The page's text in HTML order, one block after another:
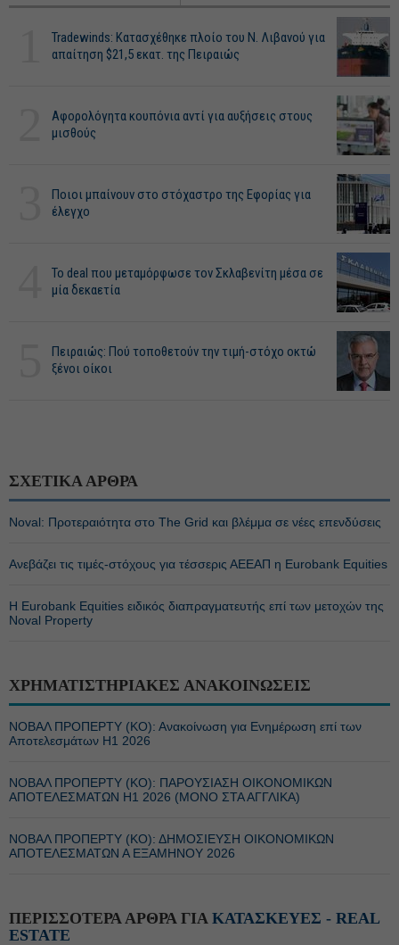
Tradewinds: Κατασχέθηκε πλοίο του Ν. Λιβανού για
απαίτηση $21,5 εκατ. της Πειραιώς
Αφορολόγητα κουπόνια αντί για αυξήσεις στους
μισθούς
Ποιοι μπαίνουν στο στόχαστρο της Εφορίας για
έλεγχο
Το deal που μεταμόρφωσε τον Σκλαβενίτη μέσα σε
μία δεκαετία
Πειραιώς: Πού τοποθετούν την τιμή-στόχο οκτώ
ξένοι οίκοι
ΣΧΕΤΙΚΑ ΑΡΘΡΑ
Noval: Προτεραιότητα στο The Grid και βλέμμα σε νέες επενδύσεις
Ανεβάζει τις τιμές-στόχους για τέσσερις ΑΕΕΑΠ η Eurobank Equities
Η Eurobank Equities ειδικός διαπραγματευτής επί των μετοχών της
Noval Property
ΧΡΗΜΑΤΙΣΤΗΡΙΑΚΕΣ ΑΝΑΚΟΙΝΩΣΕΙΣ
ΝΟΒΑΛ ΠΡΟΠΕΡΤΥ (ΚΟ): Ανακοίνωση για Ενημέρωση επί των
Αποτελεσμάτων Η1 2026
ΝΟΒΑΛ ΠΡΟΠΕΡΤΥ (ΚΟ): ΠΑΡΟΥΣΙΑΣΗ ΟΙΚΟΝΟΜΙΚΩΝ
ΑΠΟΤΕΛΕΣΜΑΤΩΝ Η1 2026 (ΜΟΝΟ ΣΤΑ ΑΓΓΛΙΚΑ)
ΝΟΒΑΛ ΠΡΟΠΕΡΤΥ (ΚΟ): ΔΗΜΟΣΙΕΥΣΗ ΟΙΚΟΝΟΜΙΚΩΝ
ΑΠΟΤΕΛΕΣΜΑΤΩΝ Α ΕΞΑΜΗΝΟΥ 2026
ΠΕΡΙΣΣΟΤΕΡΑ ΑΡΘΡΑ ΓΙΑ ΚΑΤΑΣΚΕΥΕΣ - REAL
ESTATE